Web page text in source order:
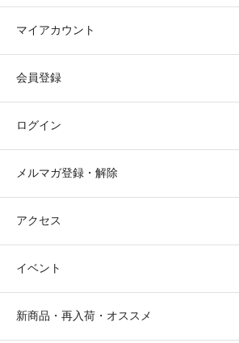
マイアカウント
会員登録
ログイン
メルマガ登録・解除
アクセス
イベント
新商品・再入荷・オススメ